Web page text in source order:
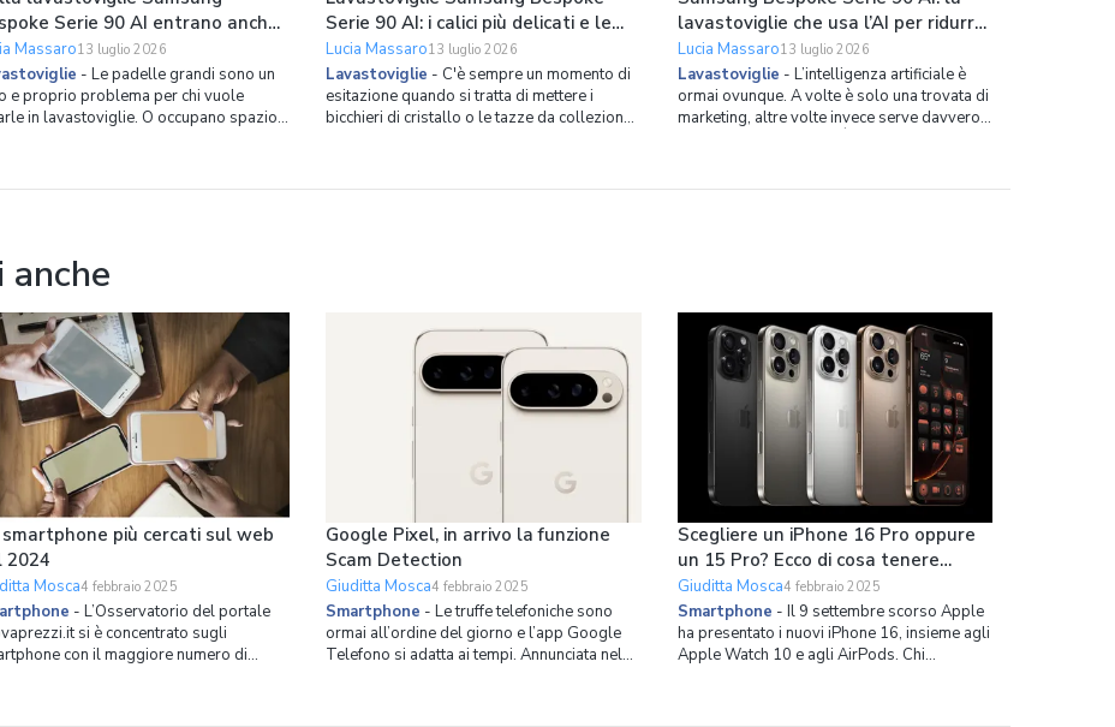
Serie 90 AI entrano anche
grandi in verticale
Massaro13 luglio 2026
- Le padelle grandi sono un
e proprio problema per chi vuole
in lavastoviglie. O occupano spazio
Serie 90 AI: i calici più delicati e le
tazze da collezione hanno il loro
spazio dedicato
Lucia Massaro13 luglio 2026
Lavastoviglie - C'è sempre un momento di
esitazione quando si tratta di mettere i
bicchieri di cristallo o le tazze da collezione
lavastoviglie che usa l’AI per ridurre
i consumi
Lucia Massaro13 luglio 2026
Lavastoviglie - L’intelligenza artificiale è
ormai ovunque. A volte è solo una trovata di
marketing, altre volte invece serve davvero a
smartphone più cercati sul web
2024
Mosca4 febbraio 2025
- L’Osservatorio del portale
si è concentrato sugli
con il maggiore numero di
Google Pixel, in arrivo la funzione
Scam Detection
Giuditta Mosca4 febbraio 2025
Smartphone - Le truffe telefoniche sono
ormai all’ordine del giorno e l’app Google
Telefono si adatta ai tempi. Annunciata nel
Scegliere un iPhone 16 Pro oppure
un 15 Pro? Ecco di cosa tenere
conto
Giuditta Mosca4 febbraio 2025
Smartphone - Il 9 settembre scorso Apple
ha presentato i nuovi iPhone 16, insieme agli
Apple Watch 10 e agli AirPods. Chi